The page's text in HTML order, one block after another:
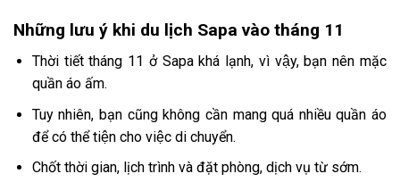
Những lưu ý khi du lịch Sapa vào tháng 11
Thời tiết tháng 11 ở Sapa khá lạnh, vì vậy, bạn nên mặc
quần áo ấm.
Tuy nhiên, bạn cũng không cần mang quá nhiều quần áo
để có thể tiện cho việc di chuyển.
Chốt thời gian, lịch trình và đặt phòng, dịch vụ từ sớm.